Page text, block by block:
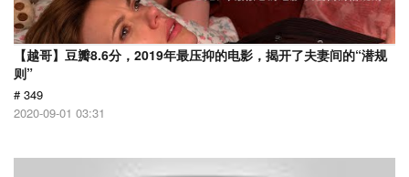
【越哥】豆瓣8.6分，2019年最压抑的电影，揭开了夫妻间的“潜规
则”
# 349
2020-09-01 03:31